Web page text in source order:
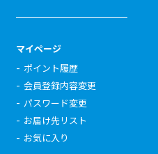
マイページ
ポイント履歴
会員登録内容変更
パスワード変更
お届け先リスト
お気に入り